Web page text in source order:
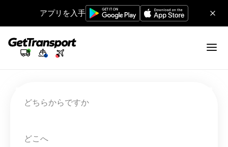
アプリを入手
どちらからですか
どこへ